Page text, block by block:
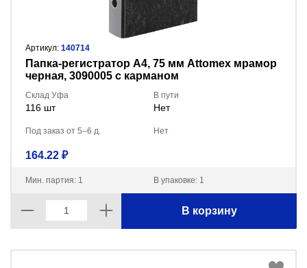
Артикул: 140714
Пaпка-регистратор А4, 75 мм Attomex мрамор
черная, 3090005 с карманом
Склад Уфа
116 шт
В пути
Нет
Под заказ от 5–6 д. Нет
164.22 ₽
Мин. партия: 1 В упаковке: 1
В корзину